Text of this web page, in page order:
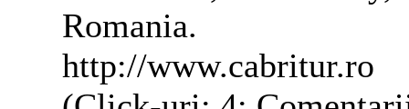
Romania.
http://www.cabritur.ro